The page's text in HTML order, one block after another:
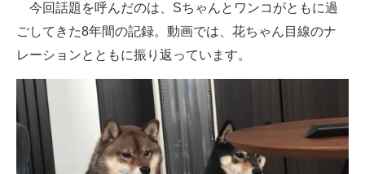
今回話題を呼んだのは、Sちゃんとワンコがともに過
ごしてきた8年間の記録。動画では、花ちゃん目線のナ
レーションとともに振り返っています。